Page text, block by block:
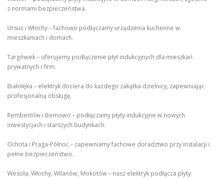
z normami bezpieczeństwa.
Ursus i Włochy – fachowo podłączamy urządzenia kuchenne w
mieszkaniach i domach.
Targówek – oferujemy podłączenie płyt indukcyjnych dla mieszkań
prywatnych i firm.
Białołęka – elektryk dociera do każdego zakątka dzielnicy, zapewniając
profesjonalną obsługę.
Rembertów i Bemowo – podłączamy płyty indukcyjne w nowych
inwestycjach i starszych budynkach.
Ochota i Praga-Północ – zapewniamy fachowe doradztwo przy instalacji i
pełne bezpieczeństwo.
Wesoła, Włochy, Wilanów, Mokotów – nasz elektryk podłącza płyty